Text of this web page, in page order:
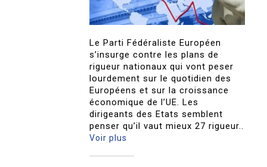
Le Parti Fédéraliste Européen
s’insurge contre les plans de
rigueur nationaux qui vont peser
lourdement sur le quotidien des
Européens et sur la croissance
économique de l’UE. Les
dirigeants des Etats semblent
penser qu’il vaut mieux 27 rigueur..
Voir plus